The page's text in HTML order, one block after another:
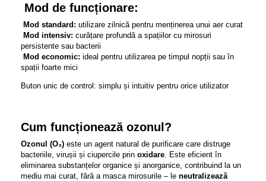
Mod de funcționare:
Mod standard: utilizare zilnică pentru menținerea unui aer curat
Mod intensiv: curățare profundă a spațiilor cu mirosuri
persistente sau bacterii
Mod economic: ideal pentru utilizarea pe timpul nopții sau în
spații foarte mici
Buton unic de control: simplu și intuitiv pentru orice utilizator
Cum funcționează ozonul?
Ozonul (O₃) este un agent natural de purificare care distruge
bacteriile, virușii și ciupercile prin oxidare . Este eficient în
eliminarea substanțelor organice și anorganice, contribuind la un
mediu mai curat, fără a masca mirosurile – le neutralizează